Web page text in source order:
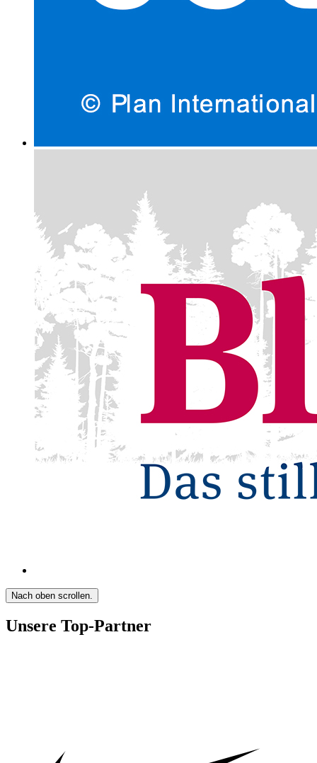
Nach oben scrollen.
Unsere Top-Partner